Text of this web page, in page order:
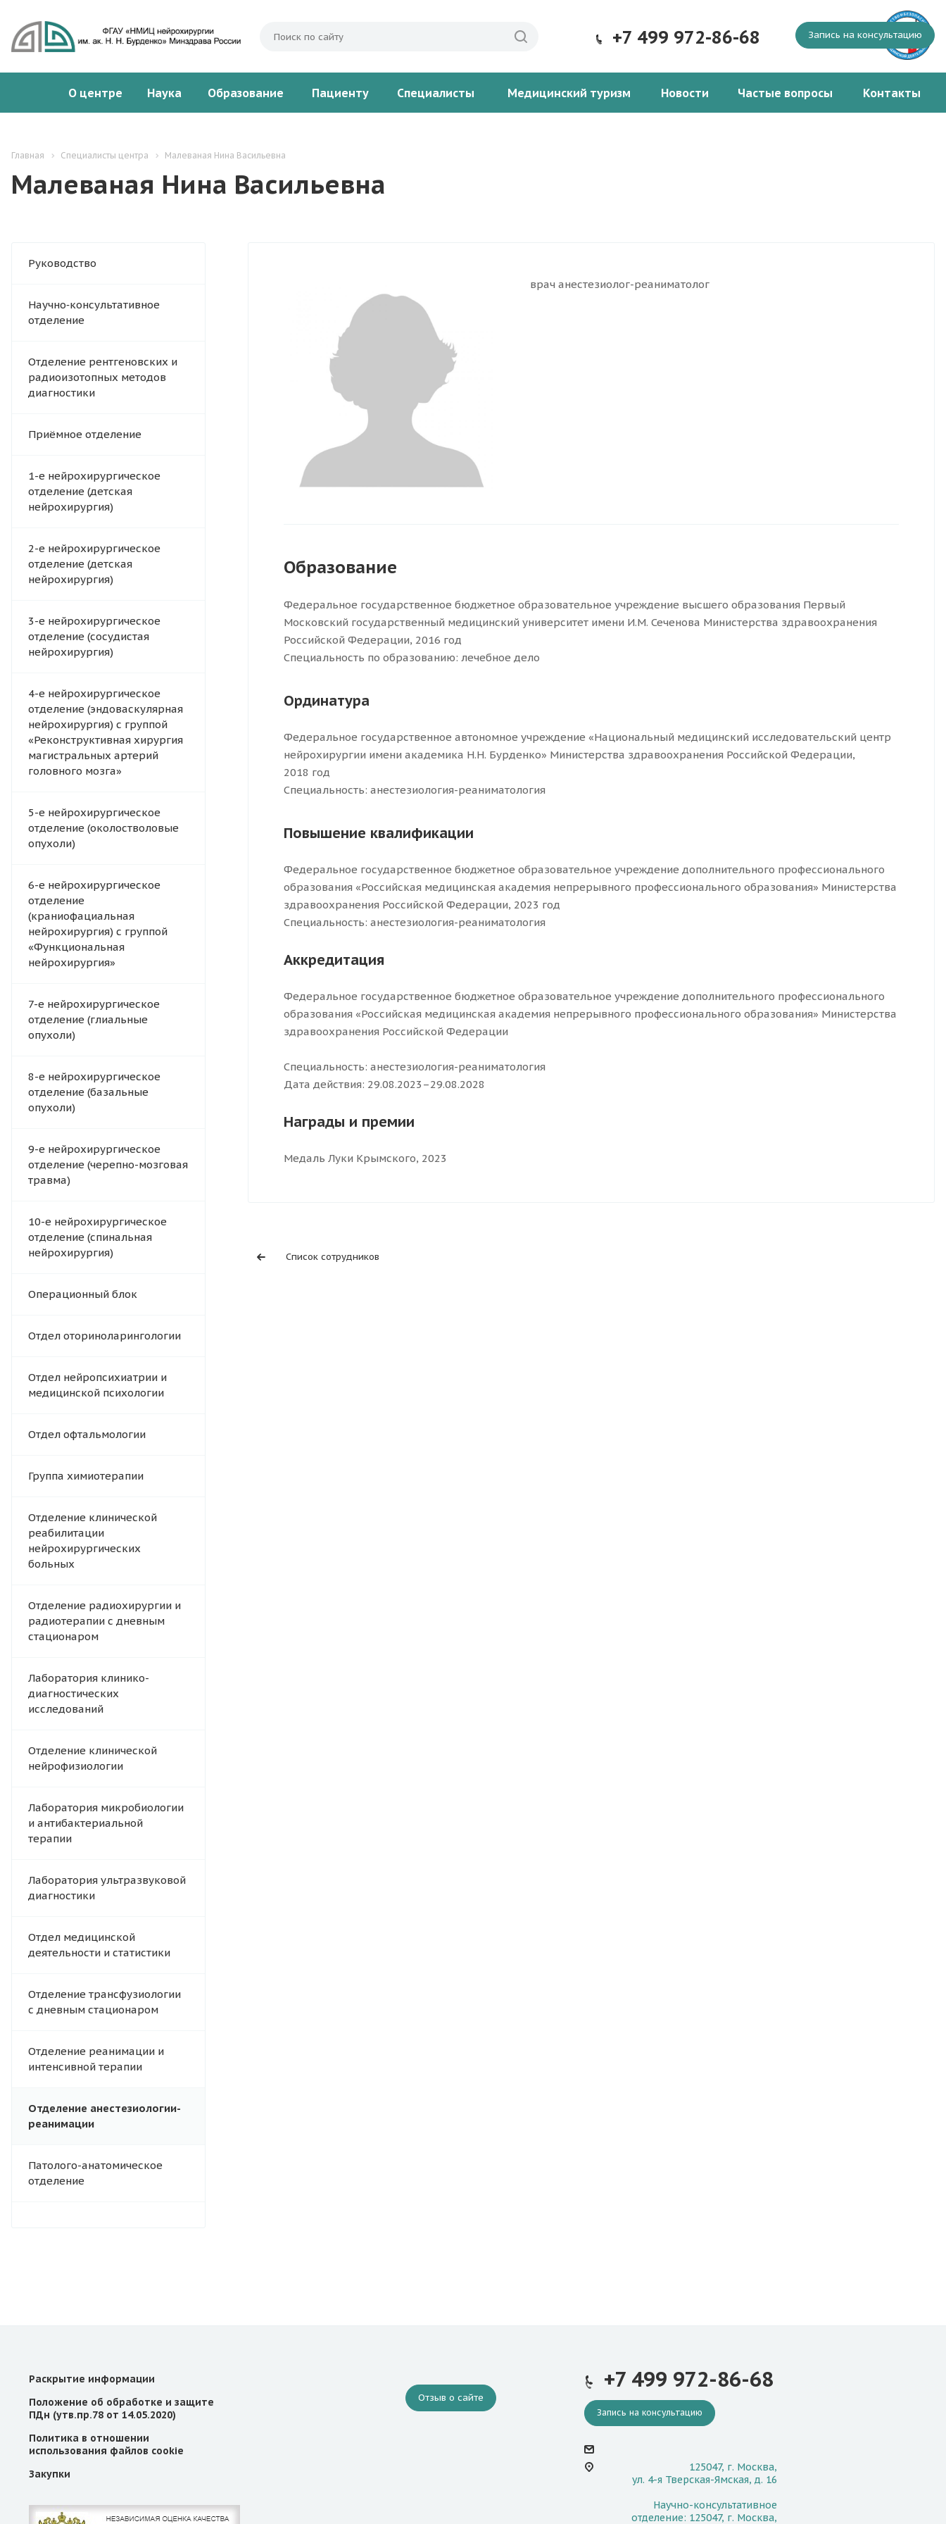
Запись на консультацию
+7 499 972-86-68
О центре Наука Образование Пациенту Специалисты Медицинский туризм Новости Частые вопросы Контакты
Главная Специалисты центра Малеваная Нина Васильевна
Малеваная Нина Васильевна
Руководство
Научно‑консультативное
отделение
Отделение рентгеновских и
радиоизотопных методов
диагностики
Приёмное отделение
1-е нейрохирургическое
отделение (детская
нейрохирургия)
2-е нейрохирургическое
отделение (детская
нейрохирургия)
3-е нейрохирургическое
отделение (сосудистая
нейрохирургия)
4-e нейрохирургическое
отделение (эндоваскулярная
нейрохирургия) с группой
«Реконструктивная хирургия
магистральных артерий
головного мозга»
5-е нейрохирургическое
отделение (околостволовые
опухоли)
6-е нейрохирургическое
отделение
(краниофациальная
нейрохирургия) с группой
«Функциональная
нейрохирургия»
7-е нейрохирургическое
отделение (глиальные
опухоли)
8-е нейрохирургическое
отделение (базальные
опухоли)
9-е нейрохирургическое
отделение (черепно-мозговая
травма)
10-е нейрохирургическое
отделение (спинальная
нейрохирургия)
Операционный блок
Отдел оториноларингологии
Отдел нейропсихиатрии и
медицинской психологии
Отдел офтальмологии
Группа химиотерапии
Отделение клинической
реабилитации
нейрохирургических
больных
Отделение радиохирургии и
радиотерапии с дневным
стационаром
Лаборатория клинико-
диагностических
исследований
Отделение клинической
нейрофизиологии
Лаборатория микробиологии
и антибактериальной
терапии
Лаборатория ультразвуковой
диагностики
Отдел медицинской
деятельности и статистики
Отделение трансфузиологии
с дневным стационаром
Отделение реанимации и
интенсивной терапии
Отделение анестезиологии-
реанимации
Патолого-анатомическое
отделение
врач анестезиолог-реаниматолог
Образование
Федеральное государственное бюджетное образовательное учреждение высшего образования Первый
Московский государственный медицинский университет имени И.М. Сеченова Министерства здравоохранения
Российской Федерации, 2016 год
Специальность по образованию: лечебное дело
Ординатура
Федеральное государственное автономное учреждение «Национальный медицинский исследовательский центр
нейрохирургии имени академика Н.Н. Бурденко» Министерства здравоохранения Российской Федерации,
2018 год
Специальность: анестезиология-реаниматология
Повышение квалификации
Федеральное государственное бюджетное образовательное учреждение дополнительного профессионального
образования «Российская медицинская академия непрерывного профессионального образования» Министерства
здравоохранения Российской Федерации, 2023 год
Специальность: анестезиология-реаниматология
Аккредитация
Федеральное государственное бюджетное образовательное учреждение дополнительного профессионального
образования «Российская медицинская академия непрерывного профессионального образования» Министерства
здравоохранения Российской Федерации
Специальность: анестезиология-реаниматология
Дата действия: 29.08.2023–29.08.2028
Награды и премии
Медаль Луки Крымского, 2023
Список сотрудников
Раскрытие информации
Положение об обработке и защите
ПДн (утв.пр.78 от 14.05.2020)
Политика в отношении
использования файлов cookie
Закупки
Отзыв о сайте
+7 499 972-86-68
Запись на консультацию
125047, г. Москва,
ул. 4-я Тверская-Ямская, д. 16
Научно-консультативное
отделение: 125047, г. Москва,